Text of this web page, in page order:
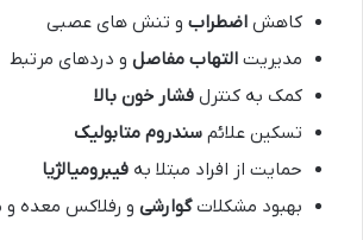
کاهش اضطراب و تنش های عصبی
مدیریت التهاب مفاصل و دردهای مرتبط
کمک به کنترل فشار خون بالا
تسکین علائم سندروم متابولیک
حمایت از افراد مبتلا به فیبرومیالژیا
بهبود مشکلاتگوارشی و رفلاکس معده و